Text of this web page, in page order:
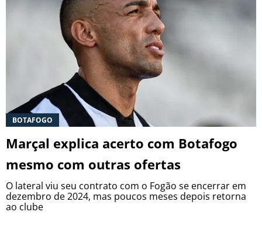
BOTAFOGO
Marçal explica acerto com Botafogo
mesmo com outras ofertas
O lateral viu seu contrato com o Fogão se encerrar em
dezembro de 2024, mas poucos meses depois retorna
ao clube